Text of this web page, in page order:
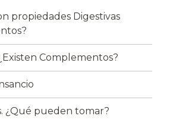
propiedades Digestivas
Complementos?
¿Qué pueden tomar?